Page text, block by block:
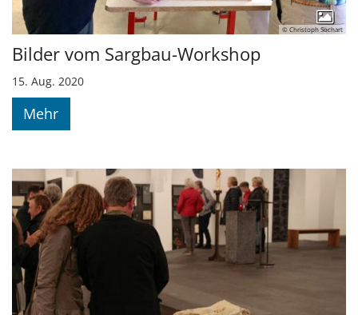
© Christoph Sochart
Bilder vom Sargbau-Workshop
15. Aug. 2020
Mehr